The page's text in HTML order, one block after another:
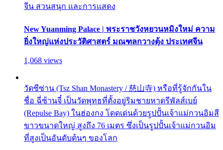
จีน สวนสนุก และการแสดง
New Yuanming Palace | พระราชวังหยวนหมิงใหม่ ความ
ยิ่งใหญ่แห่งประวัติศาสตร์ มณฑลกวางตุ้ง ประเทศจีน
1,068 views
วัดซีซ่าน (Tsz Shan Monastery / 慈山寺) หรือที่รู้จักกันใน
ชื่อ ฉี่ซ้านจี๋ เป็นวัดพุทธที่ตั้งอยู่ริมชายหาดรีพัลส์เบย์
(Repulse Bay) ในฮ่องกง โดดเด่นด้วยรูปปั้นเจ้าแม่กวนอิมสี
ขาวขนาดใหญ่ สูงถึง 76 เมตร ซึ่งเป็นรูปปั้นเจ้าแม่กวนอิม
ที่สูงเป็นอันดับต้นๆ ของโลก